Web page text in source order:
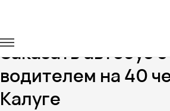
Заказать автобус с
водителем на 40
Калуге